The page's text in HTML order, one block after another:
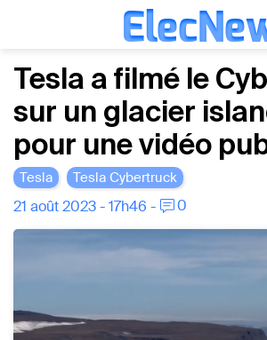
Aller
contenu
Voiture électrique
Voiture autonome
Finance
Écologie
Fiches techniques
Tesla a filmé le
sur un glacier
pour une vidéo
Tesla Tesla Cybertruck
21 août 2023 - 17h46 - 0